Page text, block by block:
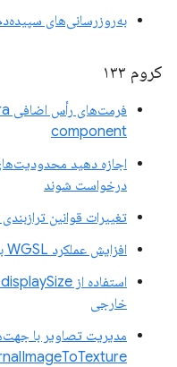
به‌روزرسانی‌های
کروم ۱۳۳
component
اجازه دهید
درخواست شوند
تغییرات قوانین ترازبندی WGSL
افزایش عملکرد WGSL با حذف
خارجی
مدیریت تصاویر با